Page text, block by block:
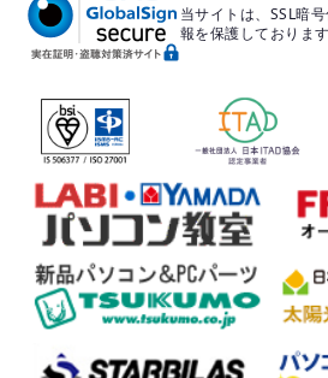
当サイトは、SSL暗
報を保護しております